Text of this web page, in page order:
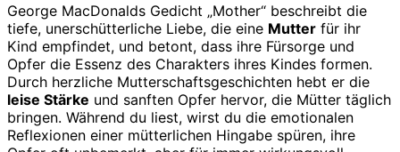
George MacDonalds Gedicht „Mother“ beschreibt die
tiefe, unerschütterliche Liebe, die eine Mutter für ihr
Kind empfindet, und betont, dass ihre Fürsorge und
Opfer die Essenz des Charakters ihres Kindes formen.
Durch herzliche Mutterschaftsgeschichten hebt er die
leise Stärke und sanften Opfer hervor, die Mütter täglich
bringen. Während du liest, wirst du die emotionalen
Reflexionen einer mütterlichen Hingabe spüren, ihre